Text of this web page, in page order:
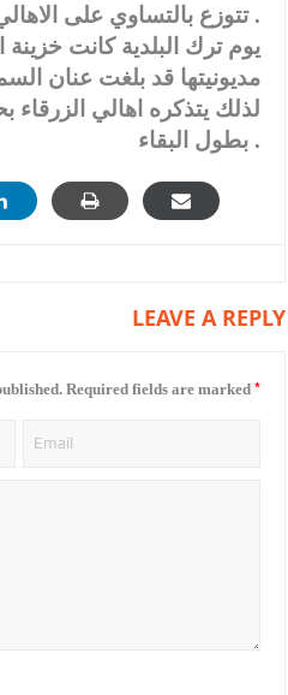
تتوزع بالتساوي على الاهالي .
يوم ترك البلدية كانت خزينة
مديونيتها قد بلغت عنان
لذلك يتذكره اهالي
بطول البقاء .
LEAVE A REPLY
Required fields are marked *